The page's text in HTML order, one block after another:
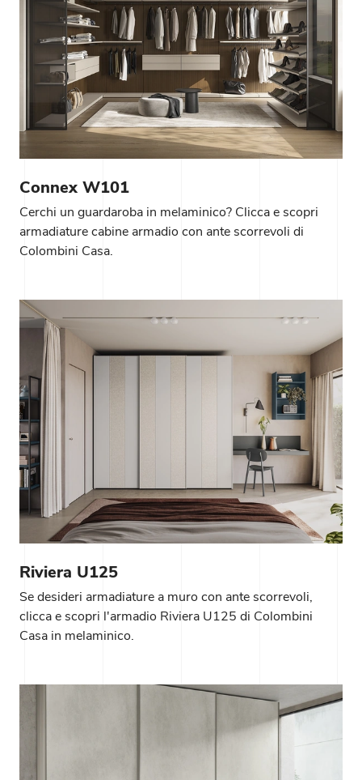
Connex W101
Cerchi un guardaroba in melaminico? Clicca e scopri
armadiature cabine armadio con ante scorrevoli di
Colombini Casa.
Riviera U125
Se desideri armadiature a muro con ante scorrevoli,
clicca e scopri l'armadio Riviera U125 di Colombini
Casa in melaminico.